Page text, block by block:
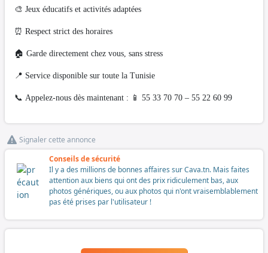
🎨 Jeux éducatifs et activités adaptées
⏰ Respect strict des horaires
🏠 Garde directement chez vous, sans stress
📍 Service disponible sur toute la Tunisie
📞 Appelez-nous dès maintenant : 📱 55 33 70 70 – 55 22 60 99
Signaler cette annonce
Conseils de sécurité
Il y a des millions de bonnes affaires sur Cava.tn. Mais faites
attention aux biens qui ont des prix ridiculement bas, aux
photos génériques, ou aux photos qui n'ont vraisemblablement
pas été prises par l'utilisateur !